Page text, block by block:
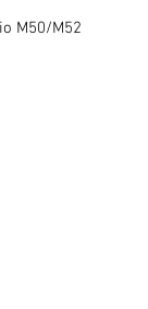
M50/M52